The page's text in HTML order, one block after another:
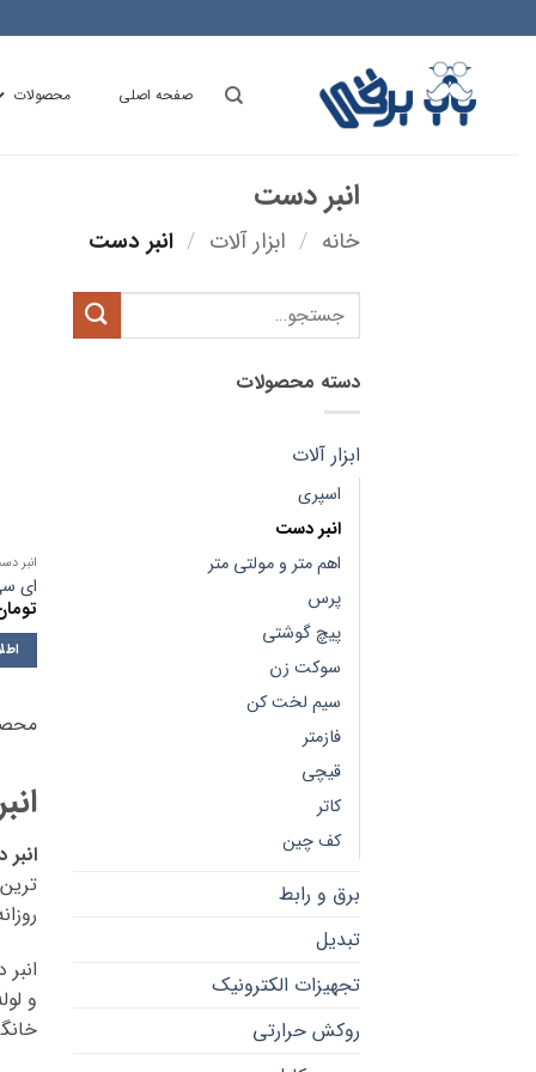
to
content
صفحه اصلی محصولات
انبر دست
خانه / ابزار آلات / انبر دست
جستجو
برای:
دسته محصولات
ابزار آلات
اسپری
انبر دست
اهم متر و مولتی متر
پرس
پیچ گوشتی
سوکت زن
سیم لخت کن
فازمتر
قیچی
کاتر
کف چین
برق و رابط
تبدیل
تجهیزات الکترونیک
روکش حرارتی
انبر
ای
و